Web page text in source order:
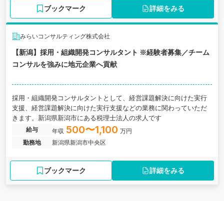
ブックマーク 詳細をみる
みらいコンサルティング株式会社
【新潟】採用・組織開発コンサルタント ※経験者募集／チーム
コンサルを強みに地元企業へ貢献
採用・組織開発コンサルタントとして、経営課題解決に向けた実行
支援、経営課題解決に向けた実行支援などの業務に関わっていただ
きます。新潟県新潟市にある税理士法人の求人です
給与 年収 500〜1,100 万円
勤務地
新潟県新潟市中央区
ブックマーク 詳細をみる